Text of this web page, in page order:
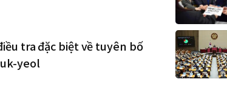
tra đặc biệt về tuyên bố
yeol